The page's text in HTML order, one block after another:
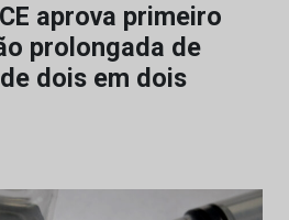
aprova primeiro
prolongada de
dois em dois